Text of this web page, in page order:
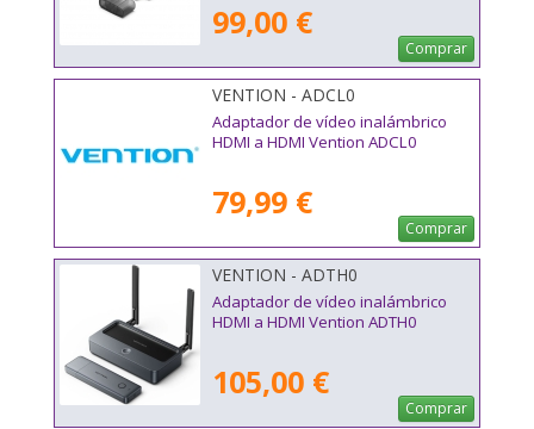
99,00 €
Comprar
VENTION - ADCL0
Adaptador de vídeo inalámbrico
HDMI a HDMI Vention ADCL0
79,99 €
Comprar
VENTION - ADTH0
Adaptador de vídeo inalámbrico
HDMI a HDMI Vention ADTH0
105,00 €
Comprar